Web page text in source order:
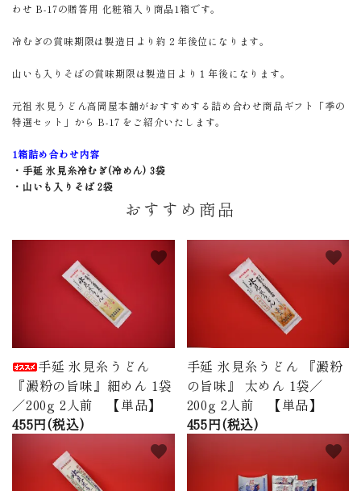
わせ B-17の贈答用 化粧箱入り商品1箱です。
冷むぎの賞味期限は製造日より約２年後位になります。
山いも入りそばの賞味期限は製造日より１年後になります。
元祖 氷見うどん高岡屋本舗がおすすめする詰め合わせ商品ギフト「季の
特選セット」から B-17 をご紹介いたします。
1箱詰め合わせ内容
・手延 氷見糸冷むぎ(冷めん) 3袋
・山いも入りそば 2袋
おすすめ商品
手延 氷見糸うどん
『澱粉の旨味』細めん 1袋
／200g 2人前 【単品】
455円(税込)
favorite
手延 氷見糸うどん 『澱粉
の旨味』 太めん 1袋／
200g 2人前 【単品】
455円(税込)
favorite
favorite favorite